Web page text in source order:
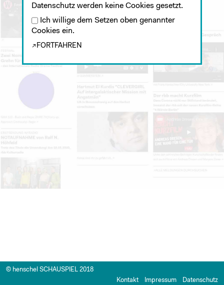
Datenschutz werden keine Cookies gesetzt.
Ich willige dem Setzen oben genannter
Cookies ein.
FORTFAHREN
© henschel SCHAUSPIEL 2018
Kontakt
Impressum Datenschutz